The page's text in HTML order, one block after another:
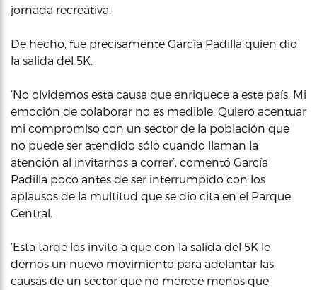
jornada recreativa.
De hecho, fue precisamente García Padilla quien dio
la salida del 5K.
‘No olvidemos esta causa que enriquece a este país. Mi
emoción de colaborar no es medible. Quiero acentuar
mi compromiso con un sector de la población que
no puede ser atendido sólo cuando llaman la
atención al invitarnos a correr’, comentó García
Padilla poco antes de ser interrumpido con los
aplausos de la multitud que se dio cita en el Parque
Central.
‘Esta tarde los invito a que con la salida del 5K le
demos un nuevo movimiento para adelantar las
causas de un sector que no merece menos que